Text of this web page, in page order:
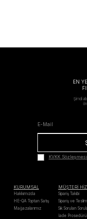
EN
Şimdi
KVKK
KURUMSAL
Hakkımızda
HE-QA Toptan Satış
Mağazalarımız
MÜŞTERİ
Sipariş Takibi
Sipariş ve
Sık Sorulan
İade Prosedürü